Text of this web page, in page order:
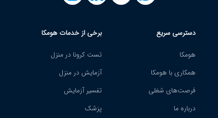
دسترسی سریع
هومکا
همکاری با هومکا
فرصت‌های شغلی
درباره ما
برخی از خدمات هومکا
تست کرونا در منزل
آزمایش در منزل
تفسیر آزمایش
پزشک